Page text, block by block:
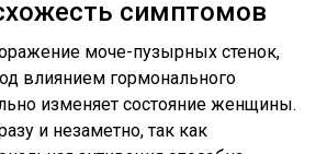
симптомов
моче-пузырных стенок,
влиянием гормонального
изменяет состояние женщины.
и незаметно, так как